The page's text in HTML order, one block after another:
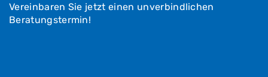
Vereinbaren Sie jetzt einen unverbindlichen
Beratungstermin!